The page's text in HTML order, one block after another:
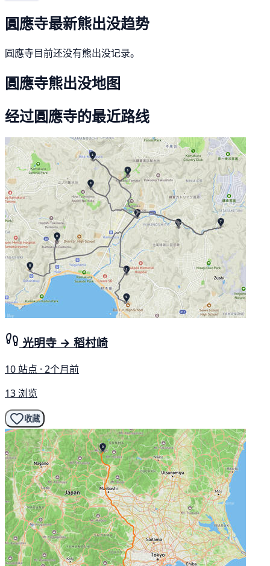
圓應寺最新熊出没趋势
圓應寺目前还没有熊出没记录。
圓應寺熊出没地图
经过圓應寺的最近路线
光明寺 → 稻村崎
10 站点 · 2个月前
13 浏览
收藏